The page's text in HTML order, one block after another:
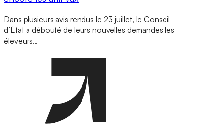
Dans plusieurs avis rendus le 23 juillet, le Conseil
d’État a débouté de leurs nouvelles demandes les
éleveurs…